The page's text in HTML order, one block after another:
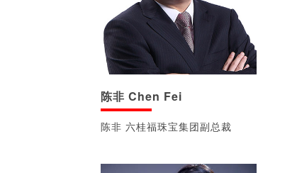
陈非 Chen Fei
陈非 六桂福珠宝集团副总裁